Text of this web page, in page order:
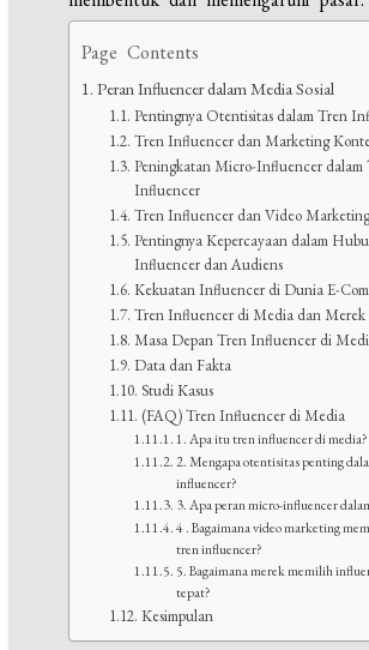
Page Contents
Peran Influencer dalam Media Sosial
Pentingnya Otentisitas dalam Tren
Tren Influencer dan Marketing
Peningkatan Micro-Influencer dalam
Influencer
Tren Influencer dan Video Marketing
Pentingnya Kepercayaan dalam
Influencer dan Audiens
Kekuatan Influencer di Dunia E-
Tren Influencer di Media dan Merek
Masa Depan Tren Influencer di
Data dan Fakta
Studi Kasus
(FAQ) Tren Influencer di Media
1. Apa itu tren influencer di media?
2. Mengapa otentisitas penting
influencer?
3. Apa peran micro-influencer
4 . Bagaimana video marketing
tren influencer?
5. Bagaimana merek memilih
tepat?
Kesimpulan